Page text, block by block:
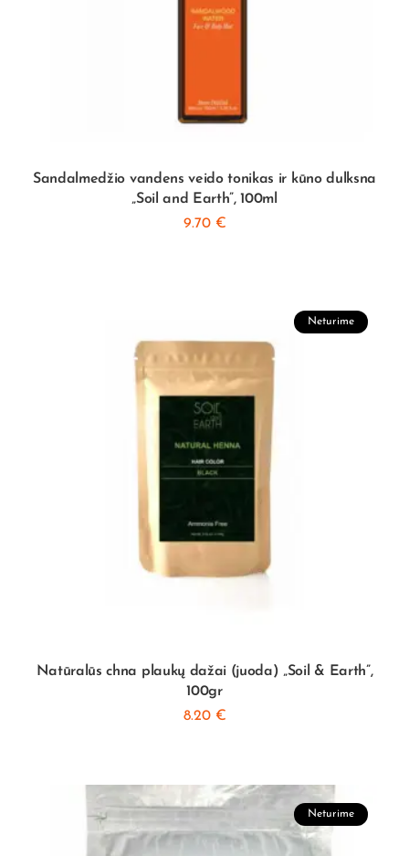
Sandalmedžio vandens veido tonikas ir kūno dulksna
„Soil and Earth”, 100ml
9.70 €
Neturime
Natūralūs chna plaukų dažai (juoda) „Soil & Earth”,
100gr
8.20 €
Neturime